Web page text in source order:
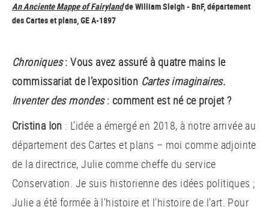
An Anciente Mappe of Fairylandde William Sleigh - BnF, département
des Cartes et plans, GE A-1897
Chroniques: Vous avez assuré à quatre mains le
commissariat de l’exposition Cartes imaginaires.
Inventer des mondes: comment est né ce projet ?
Cristina Ion : L’idée a émergé en 2018, à notre arrivée au
département des Cartes et plans – moi comme adjointe
de la directrice, Julie comme cheffe du service
Conservation. Je suis historienne des idées politiques ;
Julie a été formée à l’histoire et l’histoire de l’art. Pour